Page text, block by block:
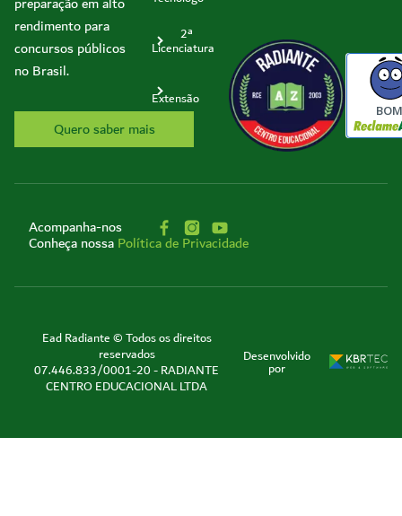
rendimento para
concursos públicos
no Brasil.
Quero saber mais
2ª
Licenciatura
Extensão
Acompanha-nos
Conheça nossaPolítica de Privacidade
Ead Radiante © Todos os direitos
reservados
07.446.833/0001-20 - RADIANTE
CENTRO EDUCACIONAL LTDA
Desenvolvido
por